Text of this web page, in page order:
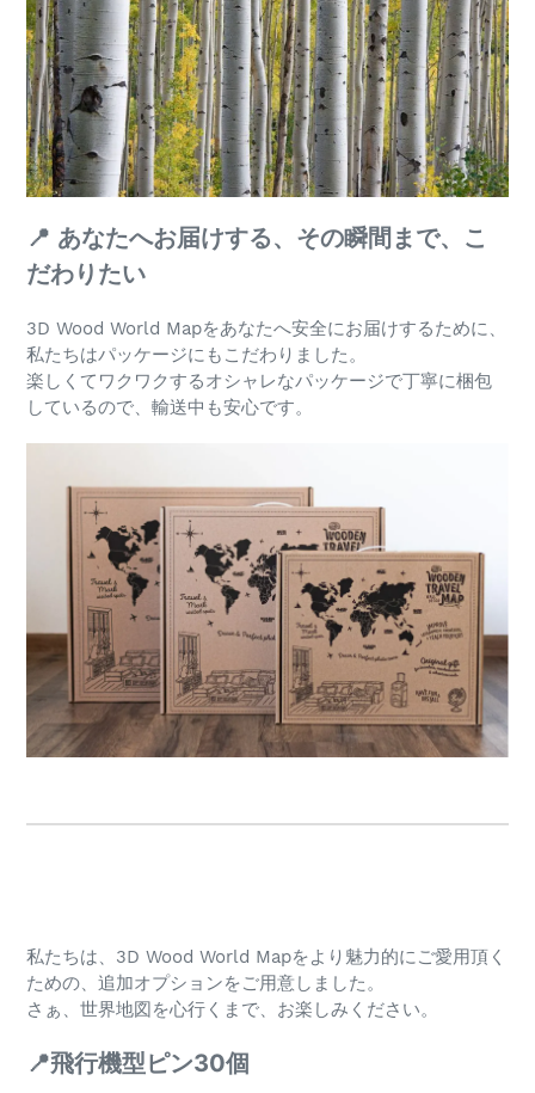
📍 あなたへお届けする、その瞬間まで、こ
だわりたい
3D Wood World Mapをあなたへ安全にお届けするために、
私たちはパッケージにもこだわりました。
楽しくてワクワクするオシャレなパッケージで丁寧に梱包
しているので、輸送中も安心です。
私たちは、3D Wood World Mapをより魅力的にご愛用頂く
ための、追加オプションをご用意しました。
さぁ、世界地図を心行くまで、お楽しみください。
📍飛行機型ピン30個